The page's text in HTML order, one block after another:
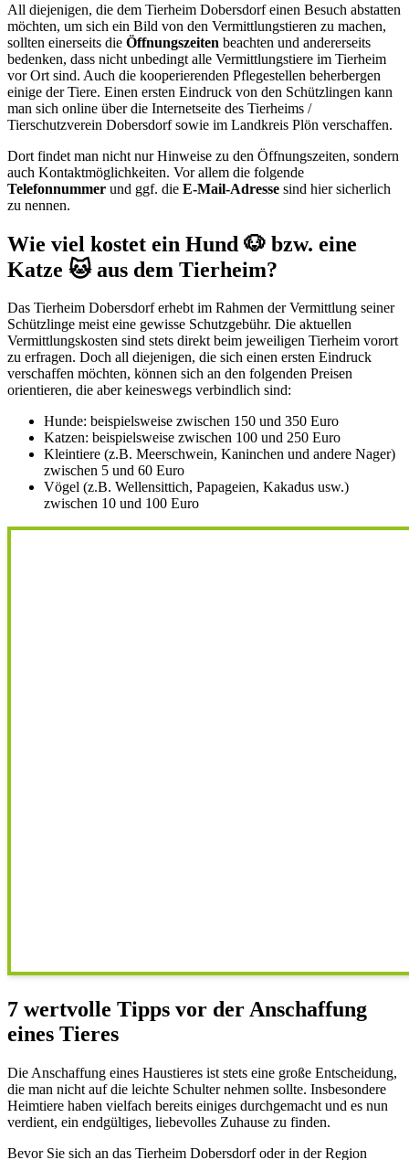
All diejenigen, die dem Tierheim Dobersdorf einen Besuch abstatten
möchten, um sich ein Bild von den Vermittlungstieren zu machen,
sollten einerseits die Öffnungszeiten beachten und andererseits
bedenken, dass nicht unbedingt alle Vermittlungstiere im Tierheim
vor Ort sind. Auch die kooperierenden Pflegestellen beherbergen
einige der Tiere. Einen ersten Eindruck von den Schützlingen kann
man sich online über die Internetseite des Tierheims /
Tierschutzverein Dobersdorf sowie im Landkreis Plön verschaffen.
Dort findet man nicht nur Hinweise zu den Öffnungszeiten, sondern
auch Kontaktmöglichkeiten. Vor allem die folgende
Telefonnummer und ggf. die E-Mail-Adresse sind hier sicherlich
zu nennen.
Wie viel kostet ein Hund 🐶 bzw. eine
Katze 🐱 aus dem Tierheim?
Das Tierheim Dobersdorf erhebt im Rahmen der Vermittlung seiner
Schützlinge meist eine gewisse Schutzgebühr. Die aktuellen
Vermittlungskosten sind stets direkt beim jeweiligen Tierheim vorort
zu erfragen. Doch all diejenigen, die sich einen ersten Eindruck
verschaffen möchten, können sich an den folgenden Preisen
orientieren, die aber keineswegs verbindlich sind:
Hunde: beispielsweise zwischen 150 und 350 Euro
Katzen: beispielsweise zwischen 100 und 250 Euro
Kleintiere (z.B. Meerschwein, Kaninchen und andere Nager)
zwischen 5 und 60 Euro
Vögel (z.B. Wellensittich, Papageien, Kakadus usw.)
zwischen 10 und 100 Euro
7 wertvolle Tipps vor der Anschaffung
eines Tieres
Die Anschaffung eines Haustieres ist stets eine große Entscheidung,
die man nicht auf die leichte Schulter nehmen sollte. Insbesondere
Heimtiere haben vielfach bereits einiges durchgemacht und es nun
verdient, ein endgültiges, liebevolles Zuhause zu finden.
Bevor Sie sich an das Tierheim Dobersdorf oder in der Region